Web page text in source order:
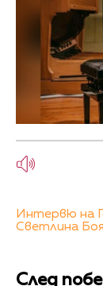
Интервю на
Светлина
След